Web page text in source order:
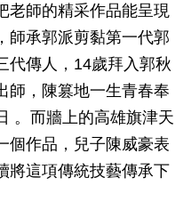
老師的精采作品能呈現
師承郭派剪黏第一代郭
代傳人，14歲拜入郭秋
師，陳篡地一生青春奉
。而牆上的高雄旗津天
個作品，兒子陳威豪表
將這項傳統技藝傳承下